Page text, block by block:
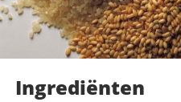
Ingrediënten